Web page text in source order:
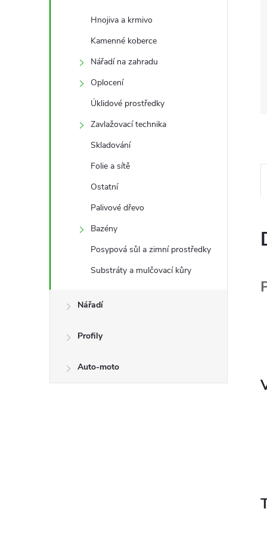
Hnojiva a krmivo
Kamenné koberce
Nářadí na zahradu
Oplocení
Úklidové prostředky
Zavlažovací technika
Skladování
Folie a sítě
Ostatní
Palivové dřevo
Bazény
Posypová sůl a zimní prostředky
Substráty a mulčovací kůry
Nářadí
Profily
Auto-moto